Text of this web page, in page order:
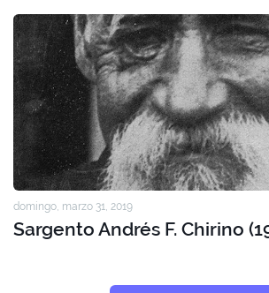
domingo, marzo 31, 2019
Sargento Andrés F. Chirino